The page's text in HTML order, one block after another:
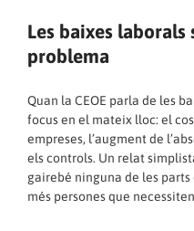
Les baixes
problema
Quan la CEOE parla de les
focus en el mateix lloc: el
empreses, l’augment de
els controls. Un relat
gairebé ninguna de les parts
més persones que